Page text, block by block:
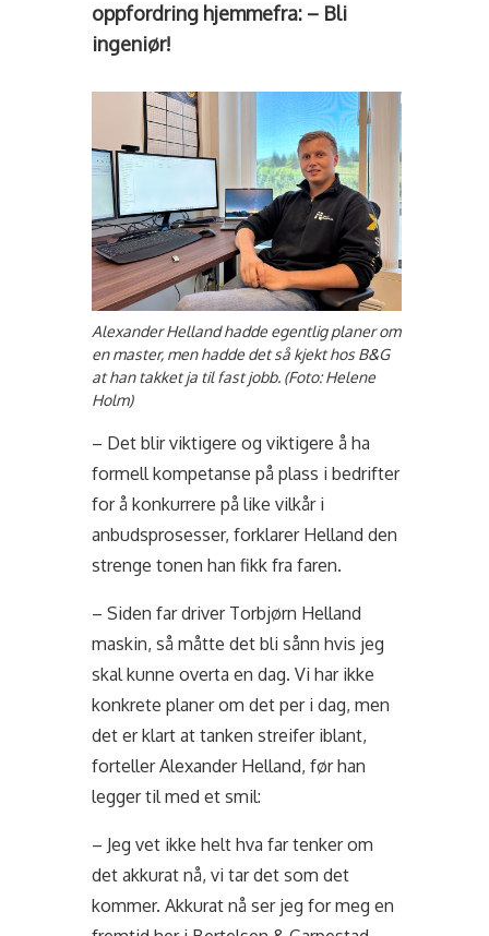
oppfordring hjemmefra: – Bli
ingeniør!
Alexander Helland hadde egentlig planer om
en master, men hadde det så kjekt hos B&G
at han takket ja til fast jobb. (Foto: Helene
Holm)
– Det blir viktigere og viktigere å ha
formell kompetanse på plass i bedrifter
for å konkurrere på like vilkår i
anbudsprosesser, forklarer Helland den
strenge tonen han fikk fra faren.
– Siden far driver Torbjørn Helland
maskin, så måtte det bli sånn hvis jeg
skal kunne overta en dag. Vi har ikke
konkrete planer om det per i dag, men
det er klart at tanken streifer iblant,
forteller Alexander Helland, før han
legger til med et smil:
– Jeg vet ikke helt hva far tenker om
det akkurat nå, vi tar det som det
kommer. Akkurat nå ser jeg for meg en